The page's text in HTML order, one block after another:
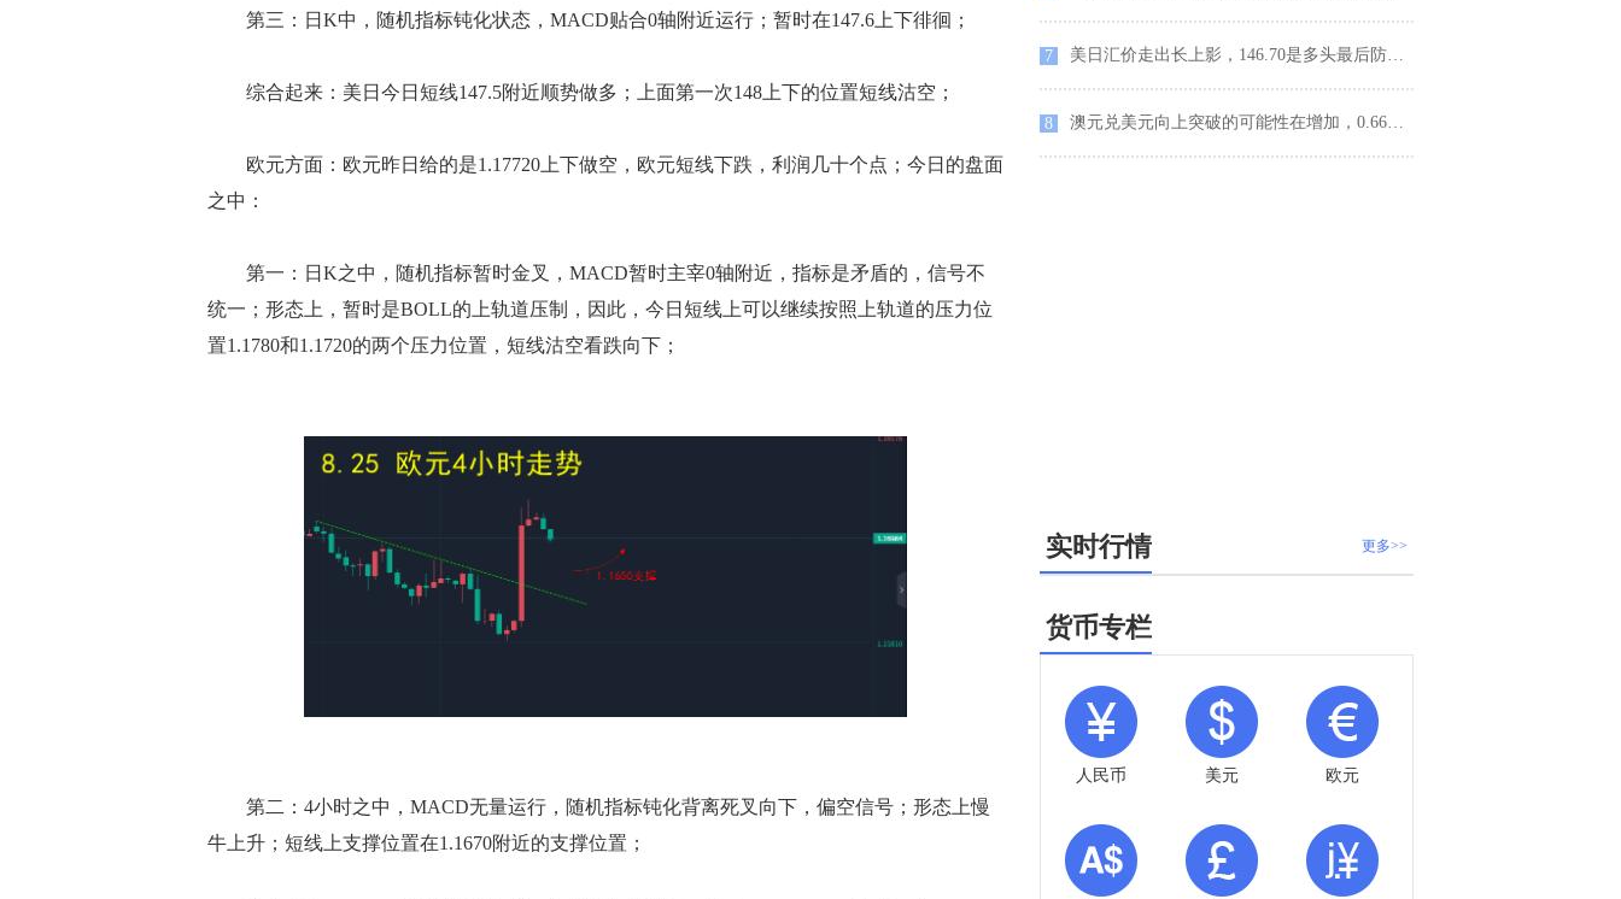
第三：日K中，随机指标钝化状态，MACD贴合0轴附近运行；暂时在147.6上下徘徊；
综合起来：美日今日短线147.5附近顺势做多；上面第一次148上下的位置短线沽空；
欧元方面：欧元昨日给的是1.17720上下做空，欧元短线下跌，利润几十个点；今日的盘面
之中：
第一：日K之中，随机指标暂时金叉，MACD暂时主宰0轴附近，指标是矛盾的，信号不
统一；形态上，暂时是BOLL的上轨道压制，因此，今日短线上可以继续按照上轨道的压力位
置1.1780和1.1720的两个压力位置，短线沽空看跌向下；
第二：4小时之中，MACD无量运行，随机指标钝化背离死叉向下，偏空信号；形态上慢
牛上升；短线上支撑位置在1.1670附近的支撑位置；
7 美日汇价走出长上影，146.70是多头最后防线？
8 澳元兑美元向上突破的可能性在增加，0.66关口近在咫尺！
更多>>
实时行情
货币专栏
人民币 美元 欧元